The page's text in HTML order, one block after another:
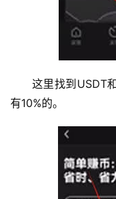
这里找到USDT
有10%的。